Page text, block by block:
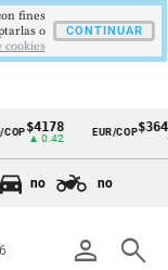
$4178
▲ 0.42
EUR/COP$3648
no no
person search
fines
o
cookies
CONTINUAR